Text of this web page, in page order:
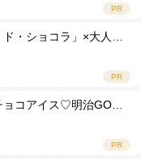
PR
・ショコラ」×大人…
PR
ョコアイス♡明治GO…
PR